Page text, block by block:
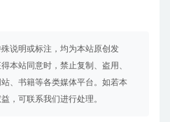
说明或标注，均为本站原创发
本站同意时，禁止复制、盗用、
、书籍等各类媒体平台。如若本
，可联系我们进行处理。